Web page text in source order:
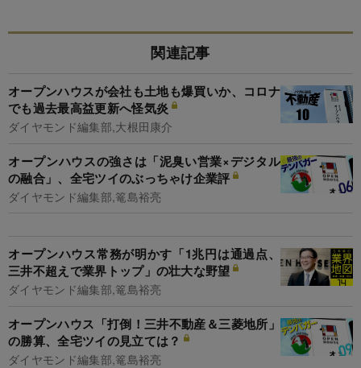
関連記事
オープンハウスが会社も土地も爆買いか、コロナ
でも過去最高益更新へ怪気炎
ダイヤモンド編集部,大根田康介
オープンハウスの強さは「泥臭い営業×デジタル
の融合」、全宅ツイのぶっちゃけ企業評
ダイヤモンド編集部,篭島裕亮
オープンハウス常務が明かす「1兆円は通過点、
三井不超えで業界トップ」の壮大な野望
ダイヤモンド編集部,篭島裕亮
オープンハウス「打倒！三井不動産＆三菱地所」
の勝算、全宅ツイの見立ては？
ダイヤモンド編集部,篭島裕亮